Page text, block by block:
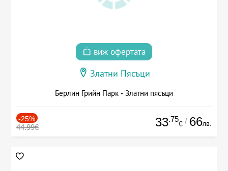
виж офертата
Златни Пясъци
Берлин Грийн Парк - Златни пясъци
-25%
44.99€ 33.75
€ / 66лв.